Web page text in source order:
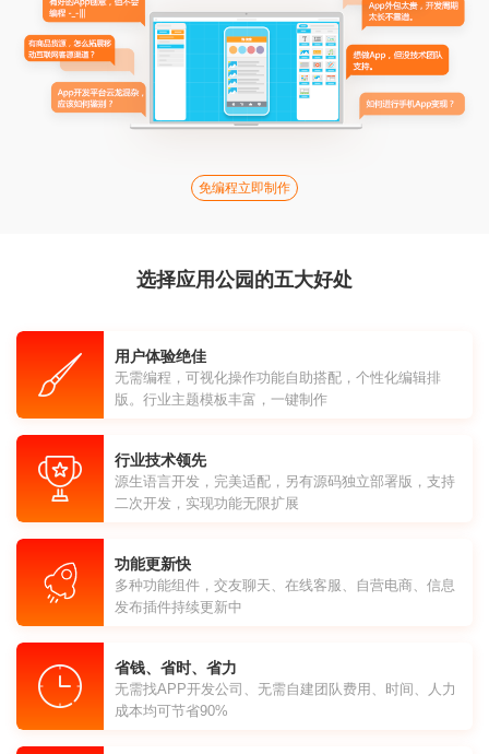
免编程立即制作
选择应用公园的五大好处
用户体验绝佳
无需编程，可视化操作功能自助搭配，个性化编辑排
版。行业主题模板丰富，一键制作
行业技术领先
源生语言开发，完美适配，另有源码独立部署版，支持
二次开发，实现功能无限扩展
功能更新快
多种功能组件，交友聊天、在线客服、自营电商、信息
发布插件持续更新中
省钱、省时、省力
无需找APP开发公司、无需自建团队费用、时间、人力
成本均可节省90%